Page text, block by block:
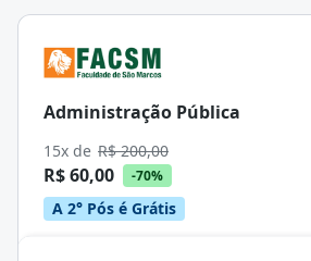
Administração Pública
15x de R$ 200,00
R$ 60,00 -70%
A 2° Pós é Grátis